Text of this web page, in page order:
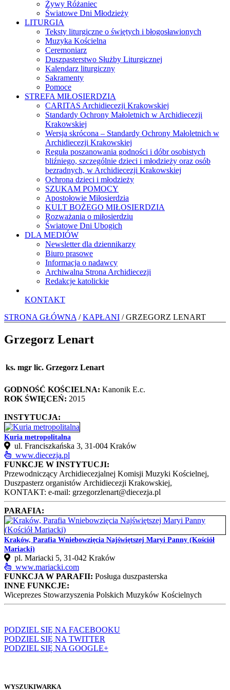
Żywy Różaniec
Światowe Dni Młodzieży
LITURGIA
Teksty liturgiczne o świętych i błogosławionych
Muzyka Kościelna
Ceremoniarz
Duszpasterstwo Służby Liturgicznej
Kalendarz liturgiczny
Sakramenty
Pomoce
STREFA MIŁOSIERDZIA
CARITAS Archidiecezji Krakowskiej
Standardy Ochrony Małoletnich w Archidiecezji
Krakowskiej
Wersja skrócona – Standardy Ochrony Małoletnich w
Archidiecezji Krakowskiej
Reguła poszanowania godności i dóbr osobistych
bliźniego, szczególnie dzieci i młodzieży oraz osób
bezradnych, w Archidiecezji Krakowskiej
Ochrona dzieci i młodzieży
SZUKAM POMOCY
Apostołowie Miłosierdzia
KULT BOŻEGO MIŁOSIERDZIA
Rozważania o miłosierdziu
Światowe Dni Ubogich
DLA MEDIÓW
Newsletter dla dziennikarzy
Biuro prasowe
Informacja o nadawcy
Archiwalna Strona Archidiecezji
Redakcje katolickie
KONTAKT
STRONA GŁÓWNA /KAPŁANI / GRZEGORZ LENART
Grzegorz Lenart
ks. mgr lic. Grzegorz Lenart
GODNOŚĆ KOŚCIELNA: Kanonik E.c.
ROK ŚWIĘCEŃ: 2015
INSTYTUCJA:
Kuria metropolitalna
ul. Franciszkańska 3, 31-004 Kraków
www.diecezja.pl
FUNKCJE W INSTYTUCJI:
Przewodniczący Archidiecezjalnej Komisji Muzyki Kościelnej,
Duszpasterz organistów Archidiecezji Krakowskiej,
KONTAKT: e-mail: grzegorzlenart@diecezja.pl
PARAFIA:
Kraków, Parafia Wniebowzięcia Najświętszej Maryi Panny (Kościół
Mariacki)
pl. Mariacki 5, 31-042 Kraków
www.mariacki.com
FUNKCJA W PARAFII: Posługa duszpasterska
INNE FUNKCJE:
Wiceprezes Stowarzyszenia Polskich Muzyków Kościelnych
PODZIEL SIĘ NA FACEBOOKU
PODZIEL SIĘ NA TWITTER
PODZIEL SIĘ NA GOOGLE+
WYSZUKIWARKA